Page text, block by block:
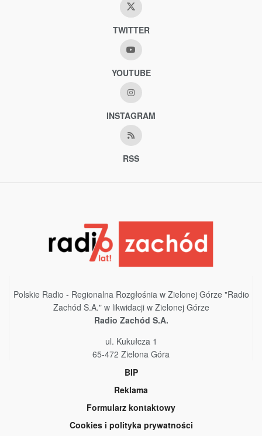
TWITTER
YOUTUBE
INSTAGRAM
RSS
Polskie Radio - Regionalna Rozgłośnia w Zielonej Górze "Radio
Zachód S.A." w likwidacji w Zielonej Górze
Radio Zachód S.A.
ul. Kukułcza 1
65-472 Zielona Góra
BIP
Reklama
Formularz kontaktowy
Cookies i polityka prywatności